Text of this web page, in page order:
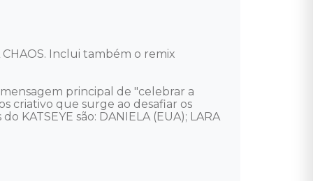
CHAOS. Inclui também o remix
principal de "celebrar a
criativo que surge ao desafiar os
KATSEYE são: DANIELA (EUA); LARA